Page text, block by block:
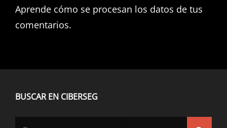
Aprende cómo se procesan los datos de tus
comentarios.
BUSCAR EN CIBERSEG